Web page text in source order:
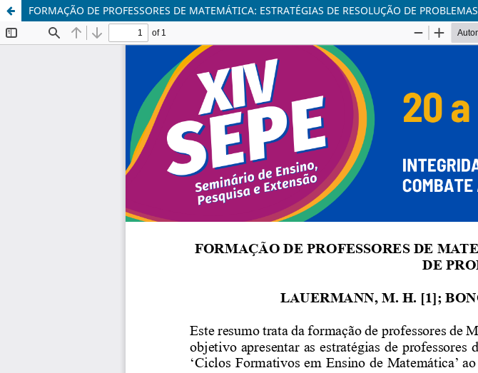
FORMAÇÃO DE PROFESSORES DE MATEMÁTICA: ESTRATÉGIAS DE RESOLUÇÃO DE PROBLEMAS